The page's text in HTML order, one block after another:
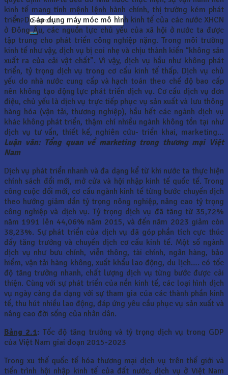
kinh tế mang tính mệnh lệnh hành chính, thị trường kém phát
triển. Do áp dụng máy móc mô hình kinh tế của các nước XHCN
ở Đông Âu, các nguồn lực chủ yếu của xã hội ở nước ta được
tập trung cho phát triển công nghiệp nặng. Trong môi trường
kinh tế như vậy, dịch vụ bị coi nhẹ và chịu thành kiến “không sản
xuất ra của cải vật chất”. Vì vậy, dịch vụ hầu như không phát
triển, tỷ trọng dịch vụ trong cơ cấu kinh tế thấp. Dịch vụ chủ
yếu do nhà nước cung cấp và hạch toán theo chế độ bao cấp
nên không tạo động lực phát triển dịch vụ. Cơ cấu dịch vụ đơn
điệu, chủ yếu là dịch vụ trực tiếp phục vụ sản xuất và lưu thông
hàng hóa (vận tải, thương nghiệp), hầu hết các ngành dịch vụ
khác không phát triển, thậm chí nhiều ngành không tồn tại như
dịch vụ tư vấn, thiết kế, nghiên cứu- triển khai, marketing…
Luận văn: Tổng quan về marketing trong thương mại Việt
Nam
Dịch vụ phát triển nhanh và đa dạng kể từ khi nước ta thực hiện
chính sách đổi mới, mở cửa và hội nhập kinh tế quốc tế. Trong
công cuộc đổi mới, cơ cấu ngành kinh tế từng bước chuyển dịch
theo hướng giảm dần tỷ trọng nông nghiệp, nâng cao tỷ trọng
công nghiệp và dịch vụ. Tỷ trọng dịch vụ đã tăng từ 35,72%
năm 1991 lên 44,06% năm 2015, và đến năm 2023 giảm còn
38,23%. Sự phát triển của dịch vụ đã góp phần tích cực thúc
đẩy tăng trưởng và chuyển dịch cơ cấu kinh tế. Một số ngành
dịch vụ như bưu chính, viễn thông, tài chính, ngân hàng, bảo
hiểm, vận tải hàng không, xuất khẩu lao động, du lịch…. có tốc
độ tăng trưởng nhanh, chất lượng dịch vụ từng bước được cải
thiện. Cùng với sự phát triển của nền kinh tế, các loại hình dịch
vụ ngày càng đa dạng với sự tham gia của các thành phần kinh
tế, thu hút nhiều lao động, đáp ứng yêu cầu phục vụ sản xuất và
nâng cao đời sống của nhân dân.
Bảng 2.1: Tốc độ tăng trưởng và tỷ trọng dịch vụ trong GDP
của Việt Nam giai đoạn 2015-2023
Trong xu thế quốc tế hóa thương mại dịch vụ trên thế giới và
tiến trình hội nhập kinh tế của đất nước, dịch vụ ở Việt Nam